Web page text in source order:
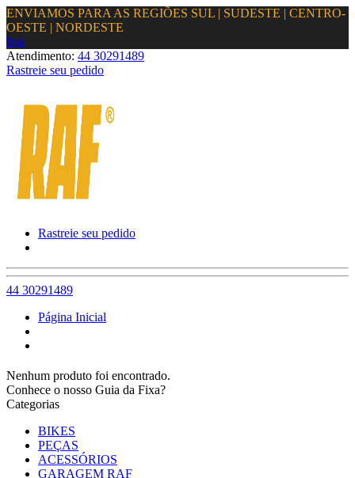
ENVIAMOS PARA AS REGIÕES SUL | SUDESTE | CENTRO-
OESTE | NORDESTE
link
Atendimento: 44 30291489
Rastreie seu pedido
Rastreie seu pedido
44 30291489
Página Inicial
Nenhum produto foi encontrado.
Conhece o nosso Guia da Fixa?
Categorias
BIKES
PEÇAS
ACESSÓRIOS
GARAGEM RAF